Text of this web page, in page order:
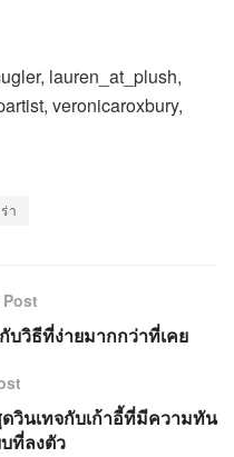
lauren_at_plush,
veronicaroxbury,
า
บวิธีที่ง่ายมากกว่าที่เคย
วินเทจกับเก้าอี้ที่มีความทัน
ที่ลงตัว